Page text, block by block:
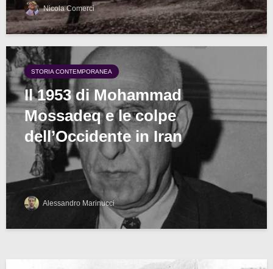
Nicola Comerci
STORIA CONTEMPORANEA
Il 1953 di Mohammad
Mossadeq e le colpe
dell’Occidente in Iran
Alessandro Marinucci